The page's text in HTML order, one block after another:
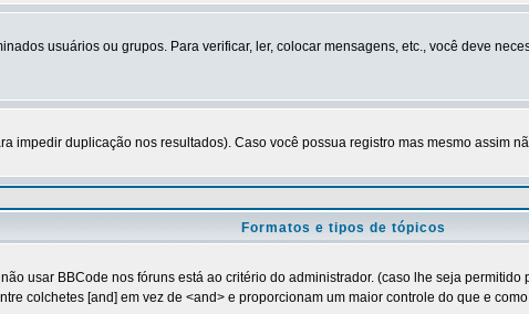
usuários ou grupos. Para verificar, ler, colocar mensagens, etc., você deve
impedir duplicação nos resultados). Caso você possua registro mas mesmo assim
Formatos e tipos de tópicos
usar BBCode nos fóruns está ao critério do administrador. (caso lhe seja
colchetes [and] em vez de <and> e proporcionam um maior controle do que e